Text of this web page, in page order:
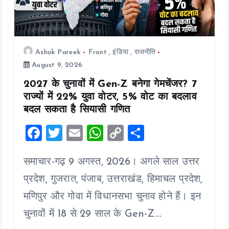
Ashok Pareek Front ,इंडिया, राजनीति
August 9, 2026
2027 के चुनावों में Gen-Z बनेगा गेमचेंजर? 7
राज्यों में 22% युवा वोटर, 5% वोट का बदलाव
बदल सकता है सियासी गणित
F
ce
b
o
o
T
tt
er
E
ai
l
W
at
s
A
p
C
p
y
Li
n
a
re
समाचार-गढ़ 9 अगस्त, 2026। अगले साल उत्तर
प्रदेश, गुजरात, पंजाब, उत्तराखंड, हिमाचल प्रदेश,
मणिपुर और गोवा में विधानसभा चुनाव होने हैं। इन
चुनावों में 18 से 29 साल के Gen-Z…